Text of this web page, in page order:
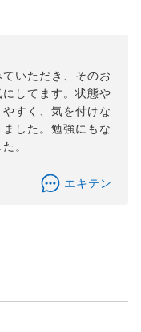
いただき、そのお
してます。状態や
すく、気を付けな
した。勉強にもな
。
エキテン